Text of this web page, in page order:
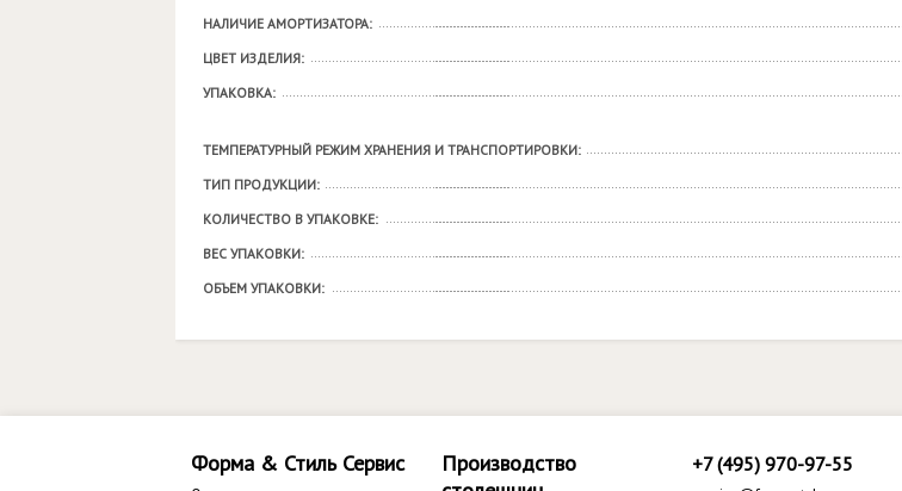
НАЛИЧИЕ АМОРТИЗАТОРА:
ЦВЕТ ИЗДЕЛИЯ:
УПАКОВКА:
ТЕМПЕРАТУРНЫЙ РЕЖИМ ХРАНЕНИЯ И ТРАНСПОРТИРОВКИ:
ТИП ПРОДУКЦИИ:
КОЛИЧЕСТВО В УПАКОВКЕ:
ВЕС УПАКОВКИ:
ОБЪЕМ УПАКОВКИ:
Форма & Стиль Сервис
Производство
+7 (495) 970-97-55